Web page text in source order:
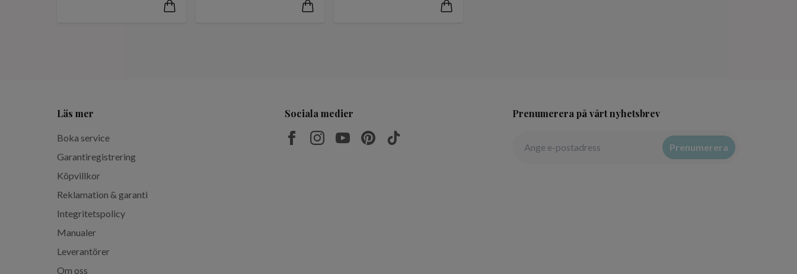
Läs mer
Boka service
Garantiregistrering
Köpvillkor
Reklamation & garanti
Integritetspolicy
Manualer
Leverantörer
Om oss
Sociala medier Prenumerera på vårt nyhetsbrev
Prenumerera